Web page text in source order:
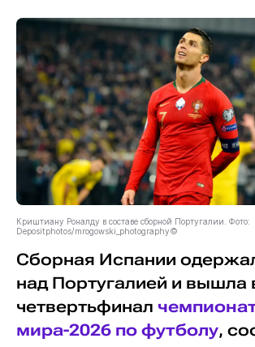
Криштиану Роналду в составе сборной Португалии. Фото:
Depositphotos/mrogowski_photography©
Сборная Испании
над Португалией и вышла
четвертьфинал
мира-2026 по футболу,